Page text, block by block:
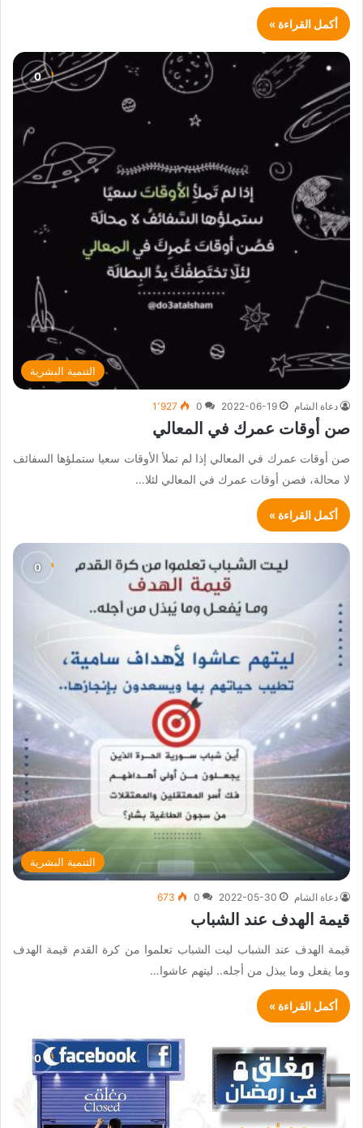
أكمل القراءة »
التنمية البشرية
دعاة الشام 2022-06-19
0 1٬927
صن أوقات عمرك في المعالي
صن أوقات عمرك في المعالي إذا لم تملأ الأوقات سعيا ستملؤها السفائف
لا محالة، فصن أوقات عمرك في المعالي لئلا…
أكمل القراءة »
التنمية البشرية
دعاة الشام 2022-05-30
0
673
قيمة الهدف عند الشباب
قيمة الهدف عند الشباب ليت الشباب تعلموا من كرة القدم قيمة الهدف
وما يفعل وما يبذل من أجله.. ليتهم عاشوا…
أكمل القراءة »